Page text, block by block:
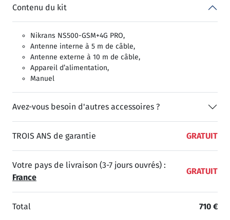
Contenu du kit
Nikrans NS500-GSM+4G PRO,
Antenne interne à 5 m de câble,
Antenne externe à 10 m de câble,
Appareil d’alimentation,
Manuel
Avez-vous besoin d'autres accessoires ?
TROIS ANS de garantie GRATUIT
Votre pays de livraison (3-7 jours ouvrés) :
France
GRATUIT
Total 710 €